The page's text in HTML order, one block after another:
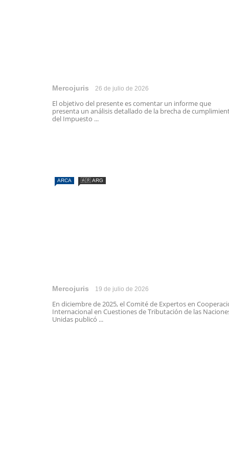
Mercojuris 26 de julio de 2026
El objetivo del presente es comentar un informe que
presenta un análisis detallado de la brecha de
del Impuesto ...
ARCA 🇦🇷 ARG
Mercojuris 19 de julio de 2026
En diciembre de 2025, el Comité de Expertos en
Internacional en Cuestiones de Tributación de las
Unidas publicó ...